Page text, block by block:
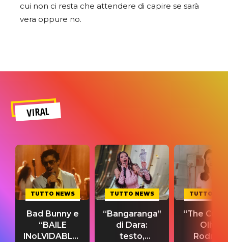
cui non ci resta che attendere di capire se sarà
vera oppure no.
VIRAL
TUTTO NEWS
Bad Bunny e
“BAILE
INoLVIDABLE”:
TUTTO NEWS
“Bangaranga”
di Dara:
testo,
TUTTO
“The
Olivia